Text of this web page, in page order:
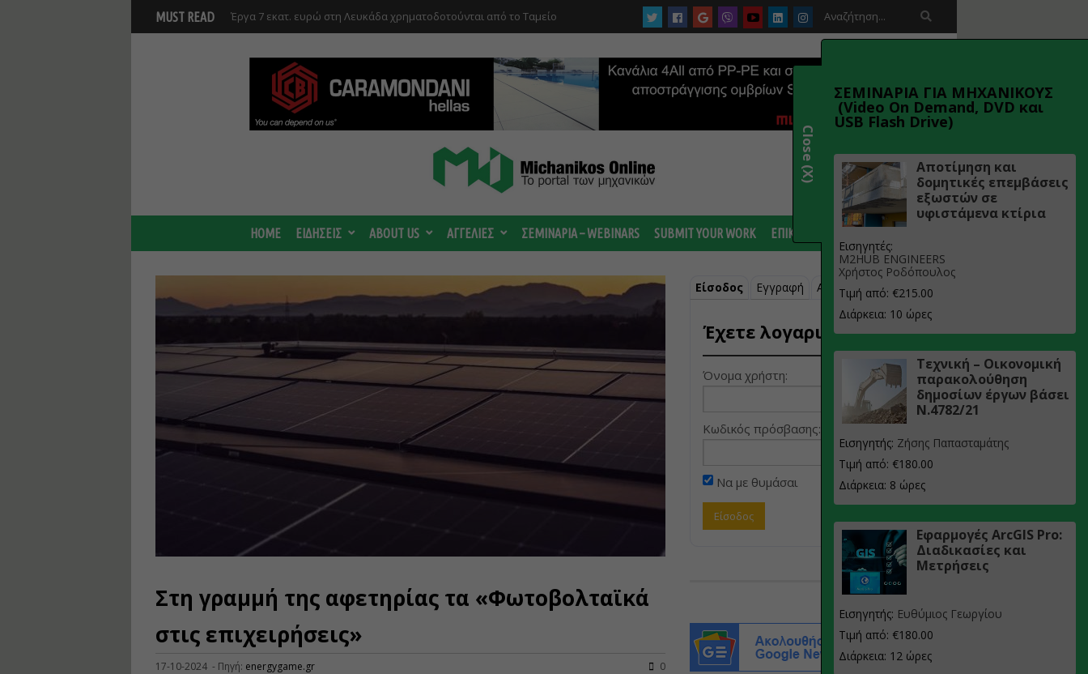
MUST READ Γ. Στάσσης: Προχωρούν και ωριμάζουν οι συζητήσεις για το Data 
HOME ΕΙΔΗΣΕΙΣ ABOUT US ΑΓΓΕΛΙΕΣ ΣΕΜΙΝΑΡΙΑ – WEBINARS SUBMIT YOUR WORK ΕΠΙΚΟΙΝΩΝΙΑ
Στη γραμμή της αφετηρίας τα «Φωτοβολταϊκά
στις επιχειρήσεις»
17-10-2024 - Πηγή: energygame.gr 0
Είσοδος Εγγραφή Ανάκτηση κωδικού
Έχετε λογαριασμό;
Όνομα χρήστη:
Κωδικός πρόσβασης:
Να με θυμάσαι
ΣΕΜΙΝΑΡΙΑ ΓΙΑ ΜΗΧΑΝΙΚΟΥΣ
(Video On Demand, DVD και
USB Flash Drive)
Αποτίμηση και
δομητικές επεμβάσεις
εξωστών σε
υφιστάμενα κτίρια
Εισηγητές:
M2HUB ENGINEERS
Χρήστος Ροδόπουλος
Τιμή από: €215.00
Διάρκεια: 10 ώρες
Τεχνική – Οικονομική
παρακολούθηση
δημοσίων έργων βάσει
Ν.4782/21
Εισηγητής: Ζήσης Παπασταμάτης
Τιμή από: €180.00
Διάρκεια: 8 ώρες
Εφαρμογές ArcGIS Pro:
Διαδικασίες και
Μετρήσεις
Εισηγητής: Ευθύμιος Γεωργίου
Τιμή από: €180.00
Διάρκεια: 12 ώρες
Close (X)